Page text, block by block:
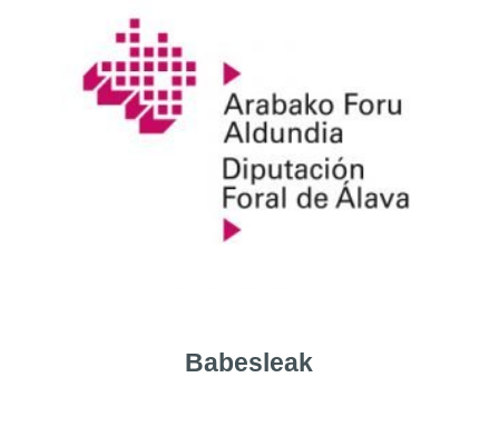
Babesleak